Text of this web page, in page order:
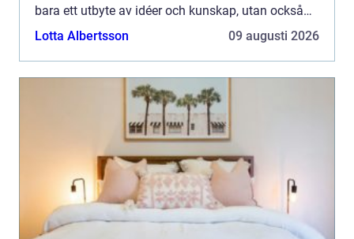
bara ett utbyte av idéer och kunskap, utan också
en upplevelse a...
Lotta Albertsson 09 augusti 2026